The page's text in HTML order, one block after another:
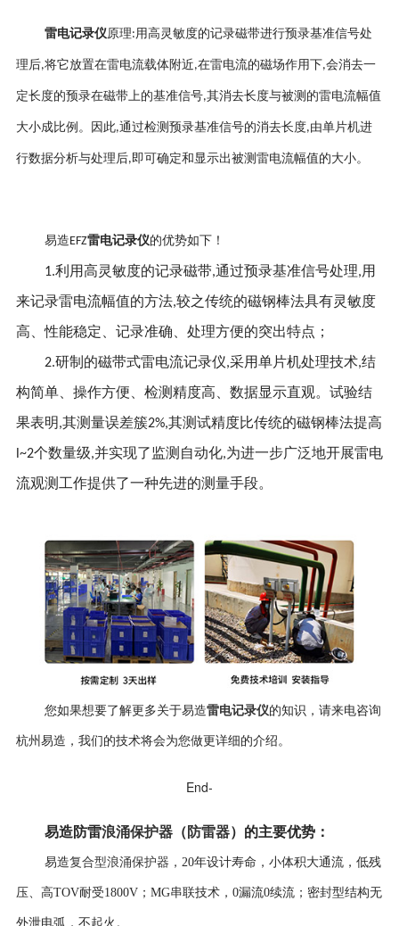
雷电记录仪 原理: 用高灵敏度的记录磁带进行预录基准信号处
理后,将它放置在雷电流载体附近,在雷电流的磁场作用下,会消去一
定长度的预录在磁带上的基准信号,其消去长度与被测的雷电流幅值
大小成比例。因此,通过检测预录基准信号的消去长度,由单片机进
行数据分析与处理后, 即可确定和显示出被测雷电流幅值的大小。
易造 EFZ雷电记录仪的优势如下！
1.利用高灵敏度的记录磁带,通过预录基准信号处理,用
来记录雷电流幅值的方法,较之传统的磁钢棒法具有灵敏度
高、性能稳定、记录准确、处理方便的突出特点；
2.研制的磁带式雷电流记录仪,采用单片机处理技术,结
构简单、操作方便、检测精度高、数据显示直观。试验结
果表明,其测量误差簇2%,其测试精度比传统的磁钢棒法提高
l~2个数量级,并实现了监测自动化,为进一步广泛地开展雷电
流观测工作提供了一种先进的测量手段。
您如果想要了解更多关于易造雷电记录仪的知识，请来电咨询
杭州易造，我们的技术将会为您做更详细的介绍。
End-
易造防雷浪涌保护器（防雷器） 的主要优势：
易造复合型浪涌保护器 ， 20年设计寿命， 小体积大通流，低残
压、高TOV耐受1800V；MG串联技术，0漏流0续流；密封型结构无
外泄电弧，不起火。